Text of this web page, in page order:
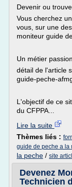
Devenir ou
Vous cherchez
vous, sur une
moniteur guide
Un métier
détail de l'article
guide-peche-
L'objectif de ce
du CFPPA...
Lire la suite
Thèmes liés :
guide de peche a la
la peche / site
Devenez
Technicien